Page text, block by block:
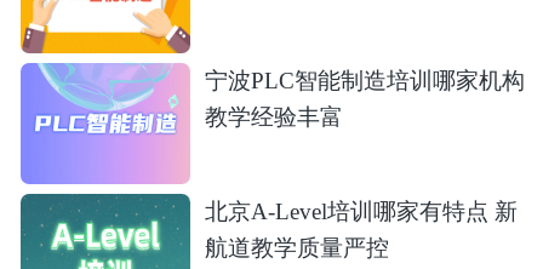
宁波PLC智能制造培训哪家机构
教学经验丰富
北京A-Level培训哪家有特点 新
航道教学质量严控